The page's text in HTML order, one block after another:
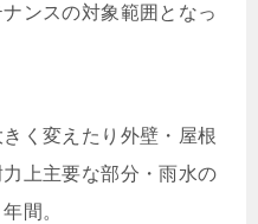
ンスの対象範囲となっ
く変えたり外壁・屋根
上主要な部分・雨水の
間。